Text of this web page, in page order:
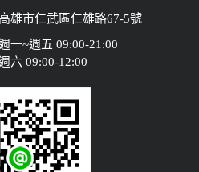
雄市仁武區仁雄路67-5號
一~週五 09:00-21:00
12:00